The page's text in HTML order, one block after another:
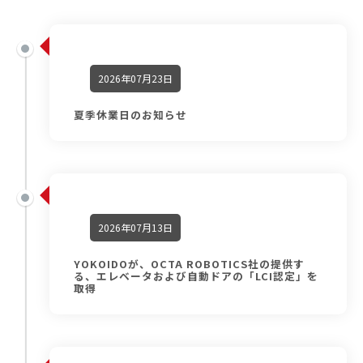
2026年07月23日
夏季休業日のお知らせ
2026年07月13日
YOKOIDOが、OCTA ROBOTICS社の提供す
る、エレベータおよび自動ドアの「LCI認定」を
取得